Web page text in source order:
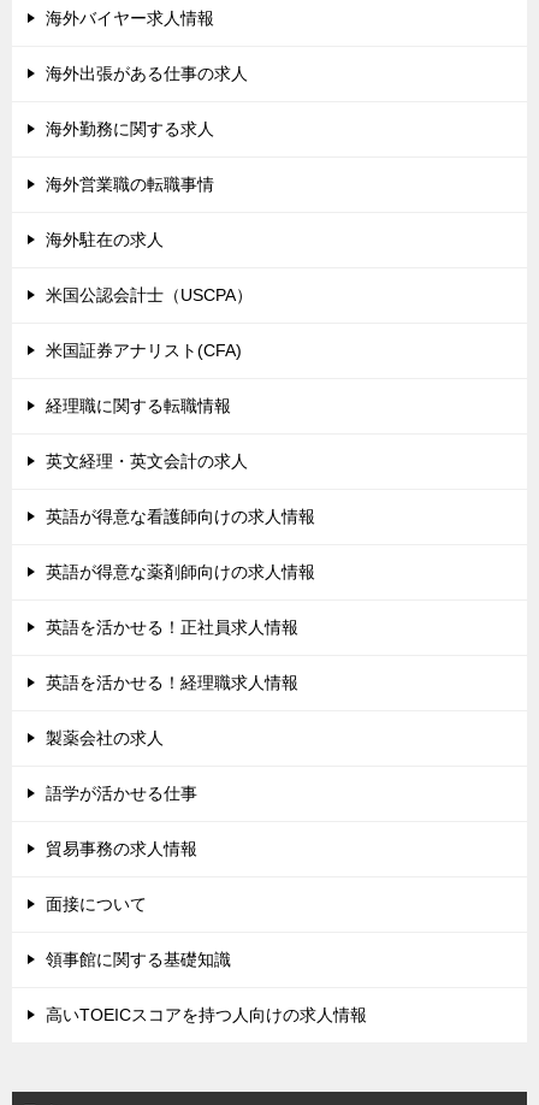
海外バイヤー求人情報
海外出張がある仕事の求人
海外勤務に関する求人
海外営業職の転職事情
海外駐在の求人
米国公認会計士（USCPA）
米国証券アナリスト(CFA)
経理職に関する転職情報
英文経理・英文会計の求人
英語が得意な看護師向けの求人情報
英語が得意な薬剤師向けの求人情報
英語を活かせる！正社員求人情報
英語を活かせる！経理職求人情報
製薬会社の求人
語学が活かせる仕事
貿易事務の求人情報
面接について
領事館に関する基礎知識
高いTOEICスコアを持つ人向けの求人情報